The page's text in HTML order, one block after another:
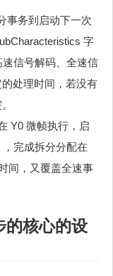
事务到启动下一次
字
信号解码、全速信
处理时间，若没有
Y0 微帧执行，启
完成拆分分配在
间，又覆盖全速事
的核心的设